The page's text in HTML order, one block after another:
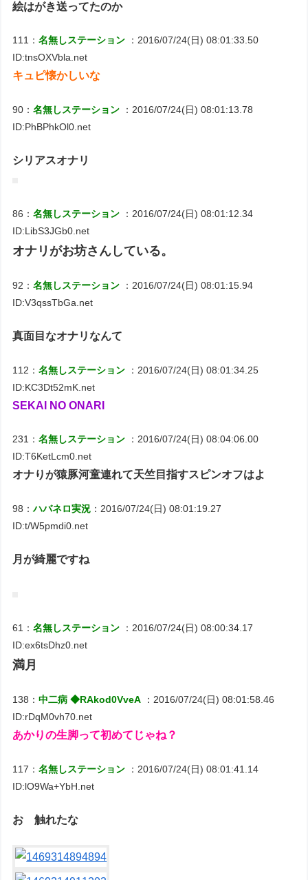
絵はがき送ってたのか
111：名無しステーション
：2016/07/24(日) 08:01:33.50
ID:tnsOXVbla.net
キュピ懐かしいな
90：名無しステーション
：2016/07/24(日) 08:01:13.78
ID:PhBPhkOl0.net
シリアスオナリ
86：名無しステーション
：2016/07/24(日) 08:01:12.34
ID:LibS3JGb0.net
オナリがお坊さんしている。
92：名無しステーション
：2016/07/24(日) 08:01:15.94
ID:V3qssTbGa.net
真面目なオナリなんて
112：名無しステーション
：2016/07/24(日) 08:01:34.25
ID:KC3Dt52mK.net
SEKAI NO ONARI
231：名無しステーション
：2016/07/24(日) 08:04:06.00
ID:T6KetLcm0.net
オナりが猿豚河童連れて天竺目指すスピンオフはよ
98：ハバネロ実況 ：2016/07/24(日) 08:01:19.27
ID:t/W5pmdi0.net
月が綺麗ですね
61：名無しステーション
：2016/07/24(日) 08:00:34.17
ID:ex6tsDhz0.net
満月
138：中二病 ◆RAkod0VveA
：2016/07/24(日) 08:01:58.46
ID:rDqM0vh70.net
あかりの生脚って初めてじゃね？
117：名無しステーション
：2016/07/24(日) 08:01:41.14
ID:lO9Wa+YbH.net
お 触れたな